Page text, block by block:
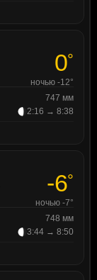
0°
ночью -12°
747 мм
2:16 → 8:38
-6°
ночью -7°
748 мм
3:44 → 8:50